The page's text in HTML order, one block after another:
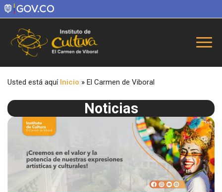
Usted está aquí Inicio » El Carmen de Viboral
Noticias